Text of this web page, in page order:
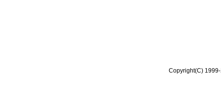
Copyright(C)